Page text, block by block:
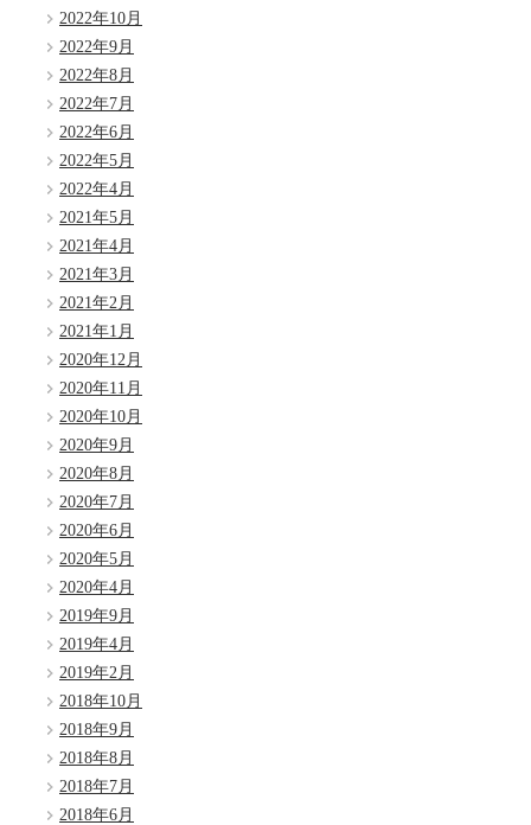
2022年10月
2022年9月
2022年8月
2022年7月
2022年6月
2022年5月
2022年4月
2021年5月
2021年4月
2021年3月
2021年2月
2021年1月
2020年12月
2020年11月
2020年10月
2020年9月
2020年8月
2020年7月
2020年6月
2020年5月
2020年4月
2019年9月
2019年4月
2019年2月
2018年10月
2018年9月
2018年8月
2018年7月
2018年6月